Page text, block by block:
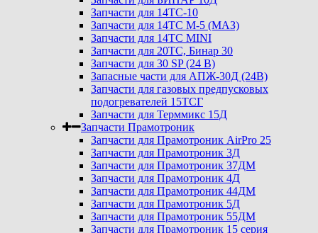
Запчасти для 14ТС-10
Запчасти для 14ТС М-5 (МАЗ)
Запчасти для 14ТС MINI
Запчасти для 20ТС, Бинар 30
Запчасти для 30 SP (24 В)
Запасные части для АПЖ-30Д (24В)
Запчасти для газовых предпусковых
подогревателей 15ТСГ
Запчасти для Терммикс 15Д
Запчасти Прамотроник
Запчасти для Прамотроник AirPro 25
Запчасти для Прамотроник 3Д
Запчасти для Прамотроник 37ДМ
Запчасти для Прамотроник 4Д
Запчасти для Прамотроник 44ДМ
Запчасти для Прамотроник 5Д
Запчасти для Прамотроник 55ДМ
Запчасти для Прамотроник 15 серия